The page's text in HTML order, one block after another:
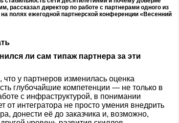
директор по работе с партнерами одного из
полях ежегодной партнерской конференции «Весенний
ли сам типаж партнера за эти
у партнеров изменилась оценка
глубочайшие компетенции — не только в
с инфраструктурой, в понимании
интегратора не просто умения внедрить
донести её до заказчика и, возможно,